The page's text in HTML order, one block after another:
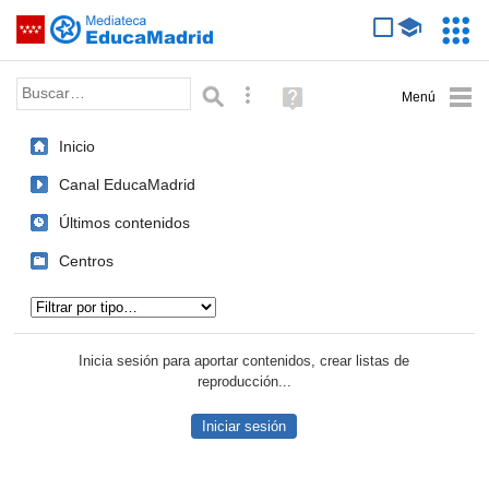
Saltar navegación
Palabra o frase: Búsqueda avanzada
Ayuda
(en
Inicio
Canal EducaMadrid
Últimos contenidos
Centros
Inicia sesión para aportar contenidos, crear listas de
reproducción...
Iniciar sesión